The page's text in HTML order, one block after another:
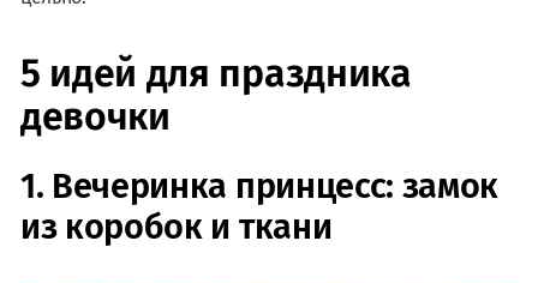
5 идей для праздника
девочки
1. Вечеринка принцесс: замок
из коробок и ткани